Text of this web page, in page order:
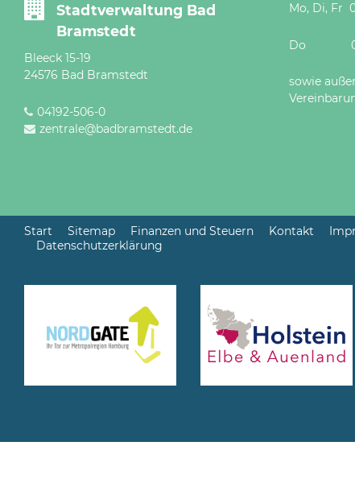
Stadtverwaltung Bad
Bramstedt
Bleeck 15-19
24576 Bad Bramstedt
04192-506-0
zentrale@badbramstedt.de
Mo, Di, Fr
Do 08 -
sowie
Start Sitemap Finanzen und Steuern Kontakt
Datenschutzerklärung